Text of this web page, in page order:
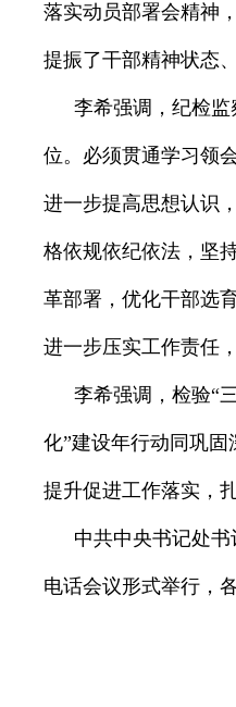
落实动员部署会精神
提振了干部精神状态
李希强调，纪检
位。必须贯通学习领
进一步提高思想认识
格依规依纪依法，坚
革部署，优化干部选
进一步压实工作责任
李希强调，检验“
化”建设年行动同巩
提升促进工作落实，
中共中央书记处
电话会议形式举行，